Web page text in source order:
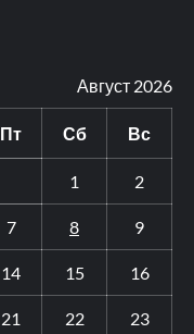
Август 2026
Пт Сб Вс
1 2
7 8 9
14 15 16
21 22 23